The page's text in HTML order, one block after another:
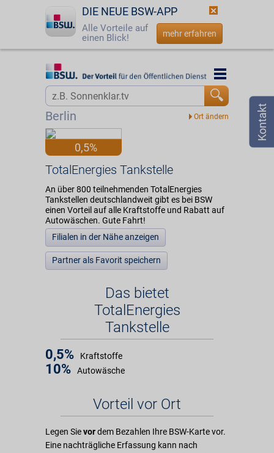
DIE NEUE BSW-APP
Alle Vorteile auf
einen Blick!
mehr erfahren
Startseite
Login
Berlin
Startseite
0,5%
TotalEnergies Tankstelle
An über 800 teilnehmenden TotalEnergies
Tankstellen deutschlandweit gibt es bei BSW
einen Vorteil auf alle Kraftstoffe und Rabatt auf
Autowäschen. Gute Fahrt!
Filialen in der Nähe anzeigen
Partner als Favorit speichern
Das bietet
TotalEnergies
Tankstelle
0,5% Kraftstoffe
10% Autowäsche
Vorteil vor Ort
Legen Sievordem Bezahlen Ihre BSW-Karte vor.
Eine nachträgliche Erfassung kann nach